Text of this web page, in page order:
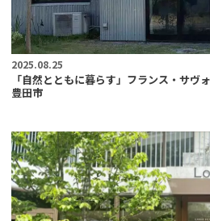
2025.08.25
「自然とともに暮らす」フランス・サヴ
豊田市